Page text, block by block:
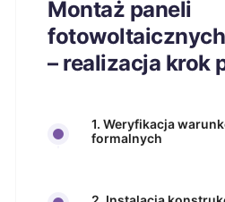
Montaż paneli
– realizacja krok
1. Weryfikacja
formalnych